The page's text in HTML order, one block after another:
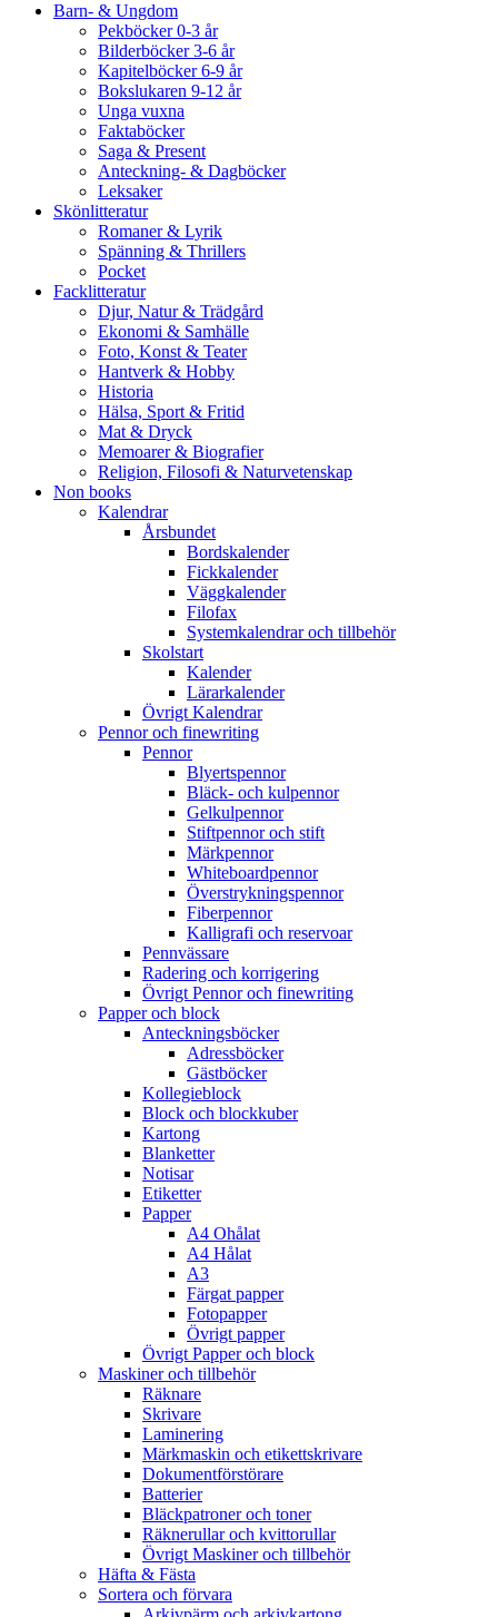
Barn- & Ungdom
Pekböcker 0-3 år
Bilderböcker 3-6 år
Kapitelböcker 6-9 år
Bokslukaren 9-12 år
Unga vuxna
Faktaböcker
Saga & Present
Anteckning- & Dagböcker
Leksaker
Skönlitteratur
Romaner & Lyrik
Spänning & Thrillers
Pocket
Facklitteratur
Djur, Natur & Trädgård
Ekonomi & Samhälle
Foto, Konst & Teater
Hantverk & Hobby
Historia
Hälsa, Sport & Fritid
Mat & Dryck
Memoarer & Biografier
Religion, Filosofi & Naturvetenskap
Non books
Kalendrar
Årsbundet
Bordskalender
Fickkalender
Väggkalender
Filofax
Systemkalendrar och tillbehör
Skolstart
Kalender
Lärarkalender
Övrigt Kalendrar
Pennor och finewriting
Pennor
Blyertspennor
Bläck- och kulpennor
Gelkulpennor
Stiftpennor och stift
Märkpennor
Whiteboardpennor
Överstrykningspennor
Fiberpennor
Kalligrafi och reservoar
Pennvässare
Radering och korrigering
Övrigt Pennor och finewriting
Papper och block
Anteckningsböcker
Adressböcker
Gästböcker
Kollegieblock
Block och blockkuber
Kartong
Blanketter
Notisar
Etiketter
Papper
A4 Ohålat
A4 Hålat
A3
Färgat papper
Fotopapper
Övrigt papper
Övrigt Papper och block
Maskiner och tillbehör
Räknare
Skrivare
Laminering
Märkmaskin och etikettskrivare
Dokumentförstörare
Batterier
Bläckpatroner och toner
Räknerullar och kvittorullar
Övrigt Maskiner och tillbehör
Häfta & Fästa
Sortera och förvara